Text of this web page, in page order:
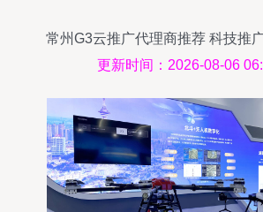
常州G3云推广代理商推荐 科技推
析
更新时间：2026-08-06